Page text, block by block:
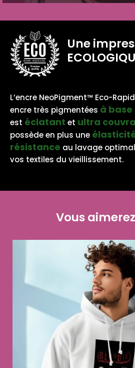
BASE AQUEUSE
Une
L’encre NeoPigment™ Eco-
encre très pigmentées à
est éclatant et ultra
possède en plus une
résistance au lavage
vos textiles du vieillissement.
Vous